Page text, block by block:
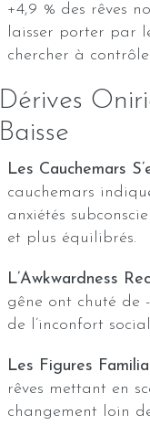
+4,9 % des rêves
laisser porter par
chercher à
Dérives
Baisse
Les Cauchemars
cauchemars
anxiétés
et plus équilibrés.
L’Awkwardness
gêne ont chuté de
de l’inconfort
Les Figures
rêves mettant en
changement loin